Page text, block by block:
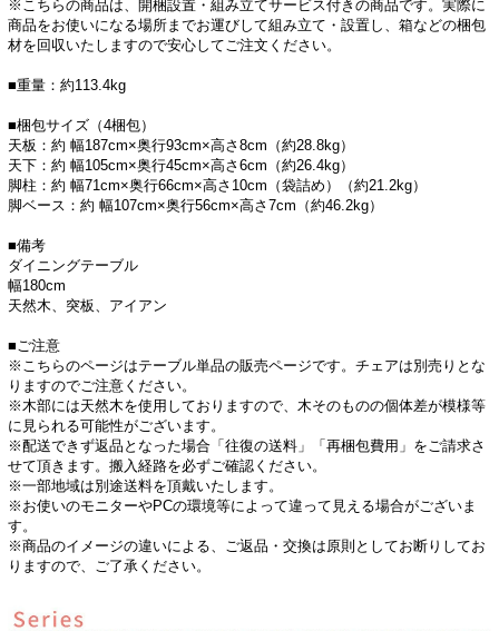
※こちらの商品は、開梱設置・組み立てサービス付きの商品です。実際に
商品をお使いになる場所までお運びして組み立て・設置し、箱などの梱包
材を回収いたしますので安心してご注文ください。
■重量：約113.4kg
■梱包サイズ（4梱包）
天板：約 幅187cm×奥行93cm×高さ8cm（約28.8kg）
天下：約 幅105cm×奥行45cm×高さ6cm（約26.4kg）
脚柱：約 幅71cm×奥行66cm×高さ10cm（袋詰め）（約21.2kg）
脚ベース：約 幅107cm×奥行56cm×高さ7cm（約46.2kg）
■備考
ダイニングテーブル
幅180cm
天然木、突板、アイアン
■ご注意
※こちらのページはテーブル単品の販売ページです。チェアは別売りとな
りますのでご注意ください。
※木部には天然木を使用しておりますので、木そのものの個体差が模様等
に見られる可能性がございます。
※配送できず返品となった場合「往復の送料」「再梱包費用」をご請求さ
せて頂きます。搬入経路を必ずご確認ください。
※一部地域は別途送料を頂戴いたします。
※お使いのモニターやPCの環境等によって違って見える場合がございま
す。
※商品のイメージの違いによる、ご返品・交換は原則としてお断りしてお
りますので、ご了承ください。